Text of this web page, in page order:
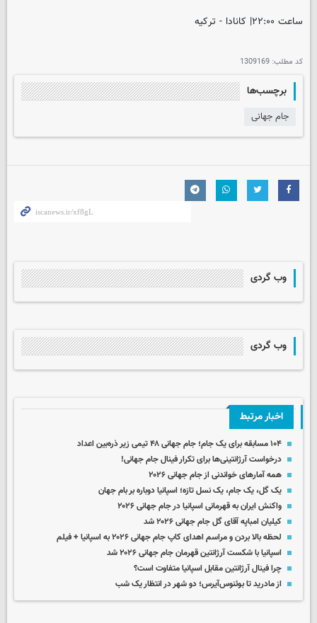
ساعت ۲۲:۰۰| کانادا - ترکیه
کد مطلب: 1309169
برچسب‌ها
جام جهانی
وب گردی
وب گردی
اخبار مرتبط
۱۰۴ مسابقه برای یک جام؛ جام جهانی ۴۸ تیمی زیر ذره‌بین اعداد
درخواست آرژانتینی‌ها برای تکرار فینال جام جهانی!
همه آمارهای خواندنی از جام جهانی ۲۰۲۶
یک گل، یک جام، یک نسل تازه؛ اسپانیا دوباره بر بام جهان
واکنش ایران به قهرمانی اسپانیا در جام جهانی ۲۰۲۶
کیلیان امباپه آقای گل جام جهانی ۲۰۲۶ شد
لحظه بالا بردن و مراسم اهدای کاپ جام جهانی ۲۰۲۶ به اسپانیا + فیلم
اسپانیا با شکست آرژانتین قهرمان جام جهانی ۲۰۲۶ شد
چرا فینال آرژانتین مقابل اسپانیا متفاوت است؟
از مادرید تا بوئنوس‌آیرس؛ دو شهر در انتظار یک شب